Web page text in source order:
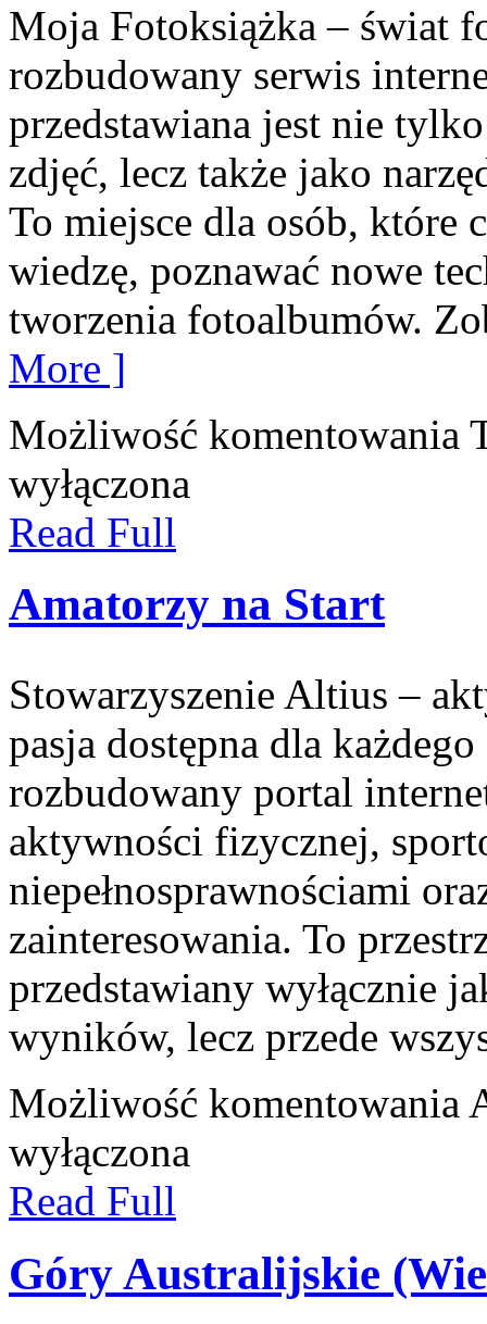
Moja Fotoksiążka – świat
rozbudowany serwis
przedstawiana jest nie
zdjęć, lecz także jako
To miejsce dla osób, które
wiedzę, poznawać nowe
tworzenia fotoalbumów.
More ]
Możliwość komentowania
wyłączona
Read Full
Amatorzy na Start
Stowarzyszenie Altius –
pasja dostępna dla
rozbudowany portal
aktywności fizycznej,
niepełnosprawnościami
zainteresowania. To
przedstawiany wyłącznie
wyników, lecz przede
Możliwość komentowania
wyłączona
Read Full
Góry Australijskie